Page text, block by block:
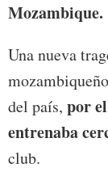
Mozambique.
Una nueva
del país, por
entrenaba
club.